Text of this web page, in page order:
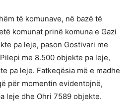
të komunave, në bazë të
komunat prinë komuna e Gazi
pa leje, pason Gostivari me
me 8.500 objekte pa leje,
pa leje. Fatkeqësia më e madhe
për momentin evidentojnë,
leje dhe Ohri 7589 objekte.